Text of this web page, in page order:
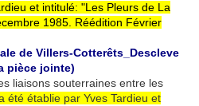
et intitulé: "Les Pleurs de La
1985. Réédition Février
de Villers-Cotterêts_Descleve
pièce jointe)
liaisons souterraines entre les
été établie par Yves Tardieu et